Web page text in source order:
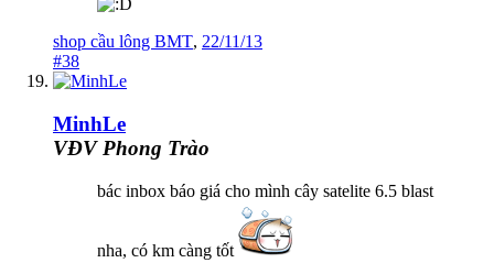
shop cầu lông BMT, 22/11/13
#38
MinhLe
VĐV Phong Trào
bác inbox báo giá cho mình cây satelite 6.5 blast
nha, có km càng tốt